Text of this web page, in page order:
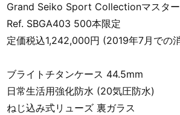
Grand Seiko Sport Collectionマスタ
Ref. SBGA403 500本限定
定価税込1,242,000円 (2019年7月での
ブライトチタンケース 44.5mm
日常生活用強化防水 (20気圧防水)
ねじ込み式リューズ 裏ガラス